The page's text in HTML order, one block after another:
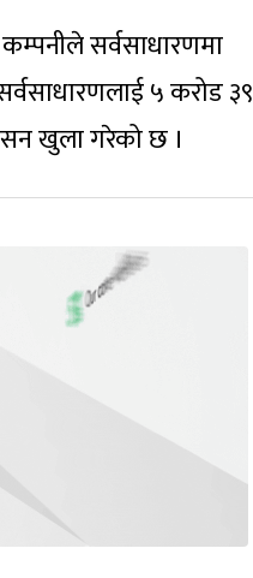
सर्वसाधारणमा
५ करोड ३९
खुला गरेको छ ।